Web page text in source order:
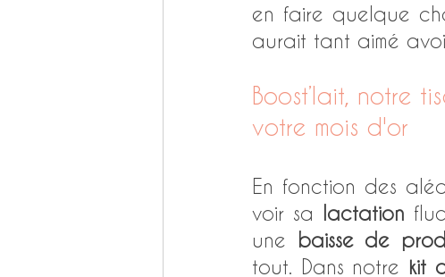
en faire quelque
aurait tant aimé
Boost’lait, notre
votre mois d'or
En fonction des
voir sa
lactation
une
baisse de
tout. Dans notre kit